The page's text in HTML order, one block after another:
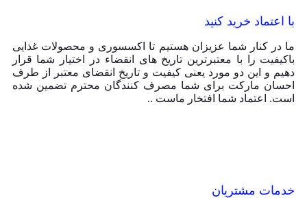
با اعتماد خرید کنید
ما در کنار شما عزیزان هستیم تا اکسسوری و محصولات غذایی
باکیفیت را با معتبرترین تاریخ های انقضاء در اختیار شما قرار
دهیم و این دو مورد یعنی کیفیت و تاریخ انقضای معتبر از طرف
احسان مارکت برای شما مصرف کنندگان محترم تضمین شده
است. اعتماد شما افتخار ماست ..
خدمات مشتریان